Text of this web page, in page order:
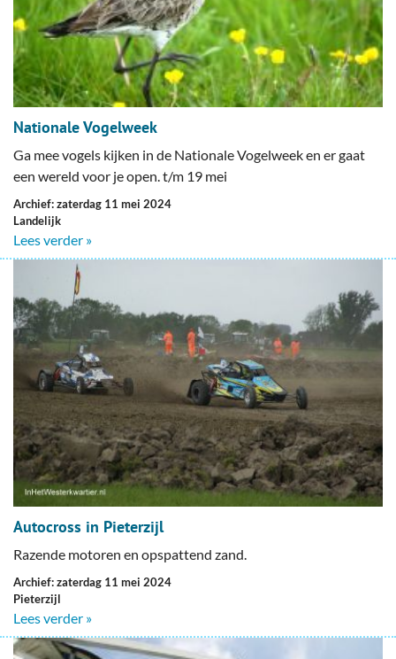
Nationale Vogelweek
Ga mee vogels kijken in de Nationale Vogelweek en er gaat
een wereld voor je open. t/m 19 mei
Archief: zaterdag 11 mei 2024
Landelijk
Lees verder »
Autocross in Pieterzijl
Razende motoren en opspattend zand.
Archief: zaterdag 11 mei 2024
Pieterzijl
Lees verder »